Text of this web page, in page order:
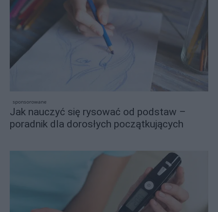
sponsorowane
Jak nauczyć się rysować od podstaw –
poradnik dla dorosłych początkujących